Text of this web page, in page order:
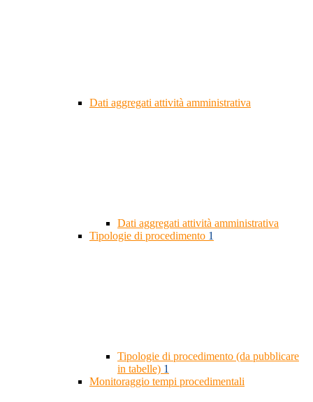
Dati aggregati attività amministrativa
Dati aggregati attività amministrativa
Tipologie di procedimento 1
Tipologie di procedimento (da pubblicare
in tabelle) 1
Monitoraggio tempi procedimentali